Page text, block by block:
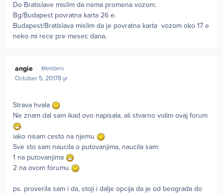
Do Bratislave mislim da nema promena vozom.
Bg/Budapest povratna karta 26 e.
Budapest/Bratislava mislim da je povratna karta vozom oko 17 e
neko mi rece pre mesec dana,
angie Members
October 5, 20178 yr
Strava hvala
Ne znam dal sam ikad ovo napisala, ali stvarno volim ovaj forum
iako nisam cesto na njemu
Sve sto sam naucila o putovanjima, naucila sam:
1 na putovanjima
2 na ovom forumu
ps. proverila sam i da, stoji i dalje opcija da je od beograda do